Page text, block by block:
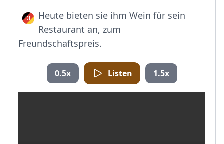
Heute bieten sie ihm Wein für sein
Restaurant an, zum
Freundschaftspreis.
0.5x Listen 1.5x